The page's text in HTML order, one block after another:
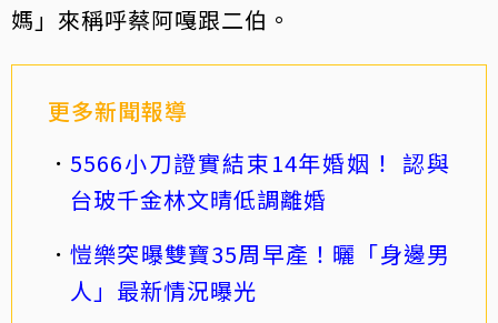
媽」來稱呼蔡阿嘎跟二伯。
更多新聞報導
5566小刀證實結束14年婚姻！ 認與
台玻千金林文晴低調離婚
愷樂突曝雙寶35周早產！曬「身邊男
人」最新情況曝光